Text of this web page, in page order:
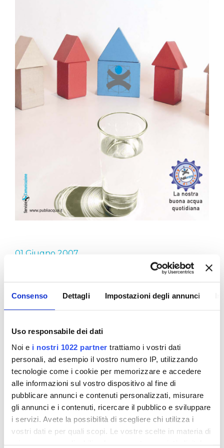
Consenso Dettagli Impostazioni degli annunci
Uso responsabile dei dati
Noi e i nostri 1022 partner trattiamo i vostri dati
personali, ad esempio il vostro numero IP, utilizzando
tecnologie come i cookie per memorizzare e accedere
alle informazioni sul vostro dispositivo al fine di
pubblicare annunci e contenuti personalizzati, misurare
gli annunci e i contenuti, ricercare il pubblico e sviluppare
i servizi. Avete la possibilità di scegliere chi utilizza i
vostri dati e per quali scopi. Le vostre scelte in materia di
01 Giugno 2007
ACQUA DI QUALITÀ
dalla sua nascita ha portato avanti attraverso le
proprie campagne di sensibilizzazione. Come
abbiamo detto anche in altre occasioni, l'acqua di
rubinetto, in tutto il territorio dove il servizio idrico
è gestito da Publiacqua, è di buona qualità, è
sicura ed offre garanzie di controllo come nessun
altro tipo di acqua in bottiglia.
E le nostre due campagne 2007 esemplificano al
meglio quanto detto sopra. Acqua di qualità…
direttamente a casa tua! e ricerchiamo… la qualità!!